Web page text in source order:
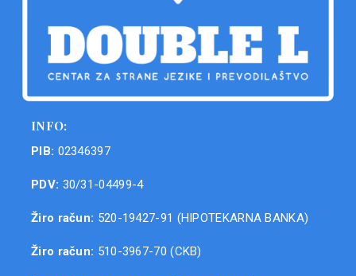
INFO:
PIB: 02346397
PDV: 30/31-04499-4
Žiro račun: 520-19427-91 (HIPOTEKARNA BANKA)
Žiro račun: 510-3967-70 (CKB)